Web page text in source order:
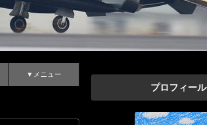
▼メニュー
プロフィール